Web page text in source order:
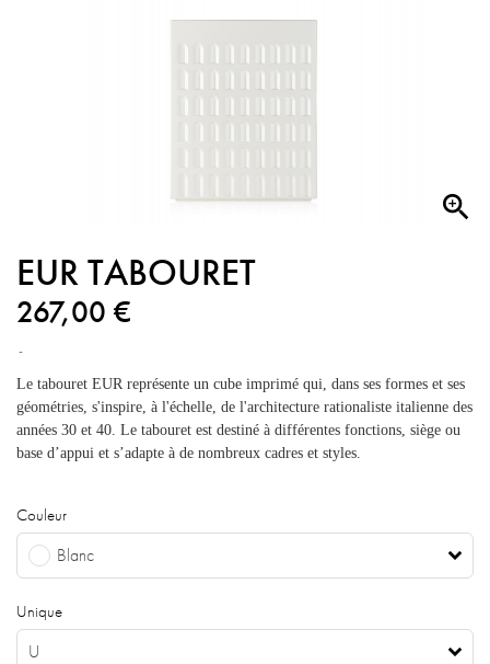

EUR TABOURET
267,00 €
Le tabouret EUR représente un cube imprimé qui, dans ses formes et ses
géométries, s'inspire, à l'échelle, de l'architecture rationaliste italienne des
années 30 et 40. Le tabouret est destiné à différentes fonctions, siège ou
base d’appui et s’adapte à de nombreux cadres et styles.
Couleur
Blanc
Unique
U